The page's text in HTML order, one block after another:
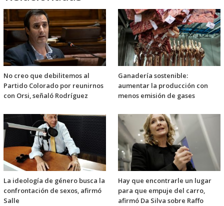
No creo que debilitemos al
Partido Colorado por reunirnos
con Orsi, señaló Rodríguez
Ganadería sostenible:
aumentar la producción con
menos emisión de gases
La ideología de género busca la
confrontación de sexos, afirmó
Salle
Hay que encontrarle un lugar
para que empuje del carro,
afirmó Da Silva sobre Raffo